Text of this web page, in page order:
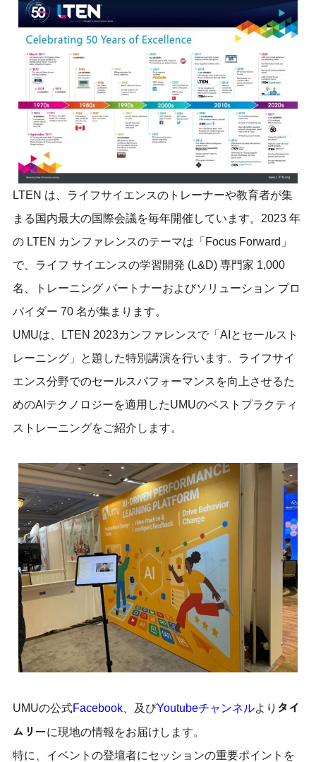
LTEN は、ライフサイエンスのトレーナーや教育者が集
まる国内最大の国際会議を毎年開催しています。2023 年
の LTEN カンファレンスのテーマは「Focus Forward」
で、ライフ サイエンスの学習開発 (L&D) 専門家 1,000
名、トレーニング パートナーおよびソリューション プロ
バイダー 70 名が集まります。
UMUは、LTEN 2023カンファレンスで「AIとセールスト
レーニング」と題した特別講演を行います。ライフサイ
エンス分野でのセールスパフォーマンスを向上させるた
めのAIテクノロジーを適用したUMUのベストプラクティ
ストレーニングをご紹介します。
UMUの公式Facebook、及びYoutubeチャンネルより タイ
ムリーに現地の情報をお届けします。
特に、イベントの登壇者にセッションの重要ポイントを